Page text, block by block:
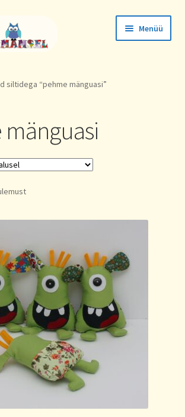
Menüü
siltidega “pehme mänguasi”
Sorted